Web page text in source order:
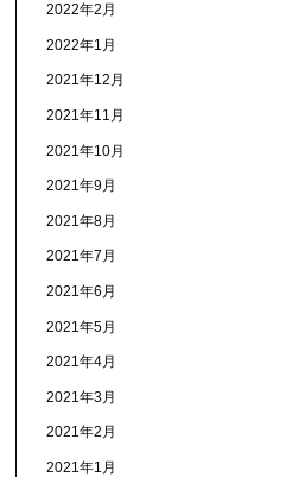
2022年2月
2022年1月
2021年12月
2021年11月
2021年10月
2021年9月
2021年8月
2021年7月
2021年6月
2021年5月
2021年4月
2021年3月
2021年2月
2021年1月